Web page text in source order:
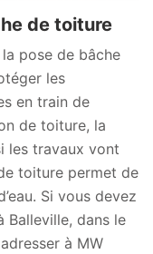
de toiture
pose de bâche
les
en train de
de toiture, la
les travaux vont
toiture permet de
Si vous devez
Balleville, dans le
à MW